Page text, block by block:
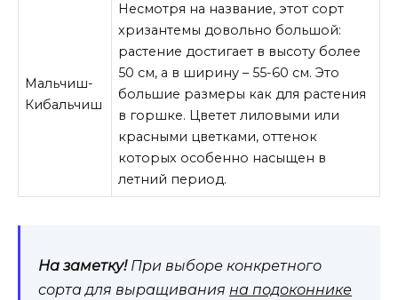
Мальчиш-
Кибальчиш
Несмотря на название, этот сорт
хризантемы довольно большой:
растение достигает в высоту более
50 см, а в ширину – 55-60 см. Это
большие размеры как для растения
в горшке. Цветет лиловыми или
красными цветками, оттенок
которых особенно насыщен в
летний период.
На заметку!При выборе конкретного
сорта для выращивания на подоконнике